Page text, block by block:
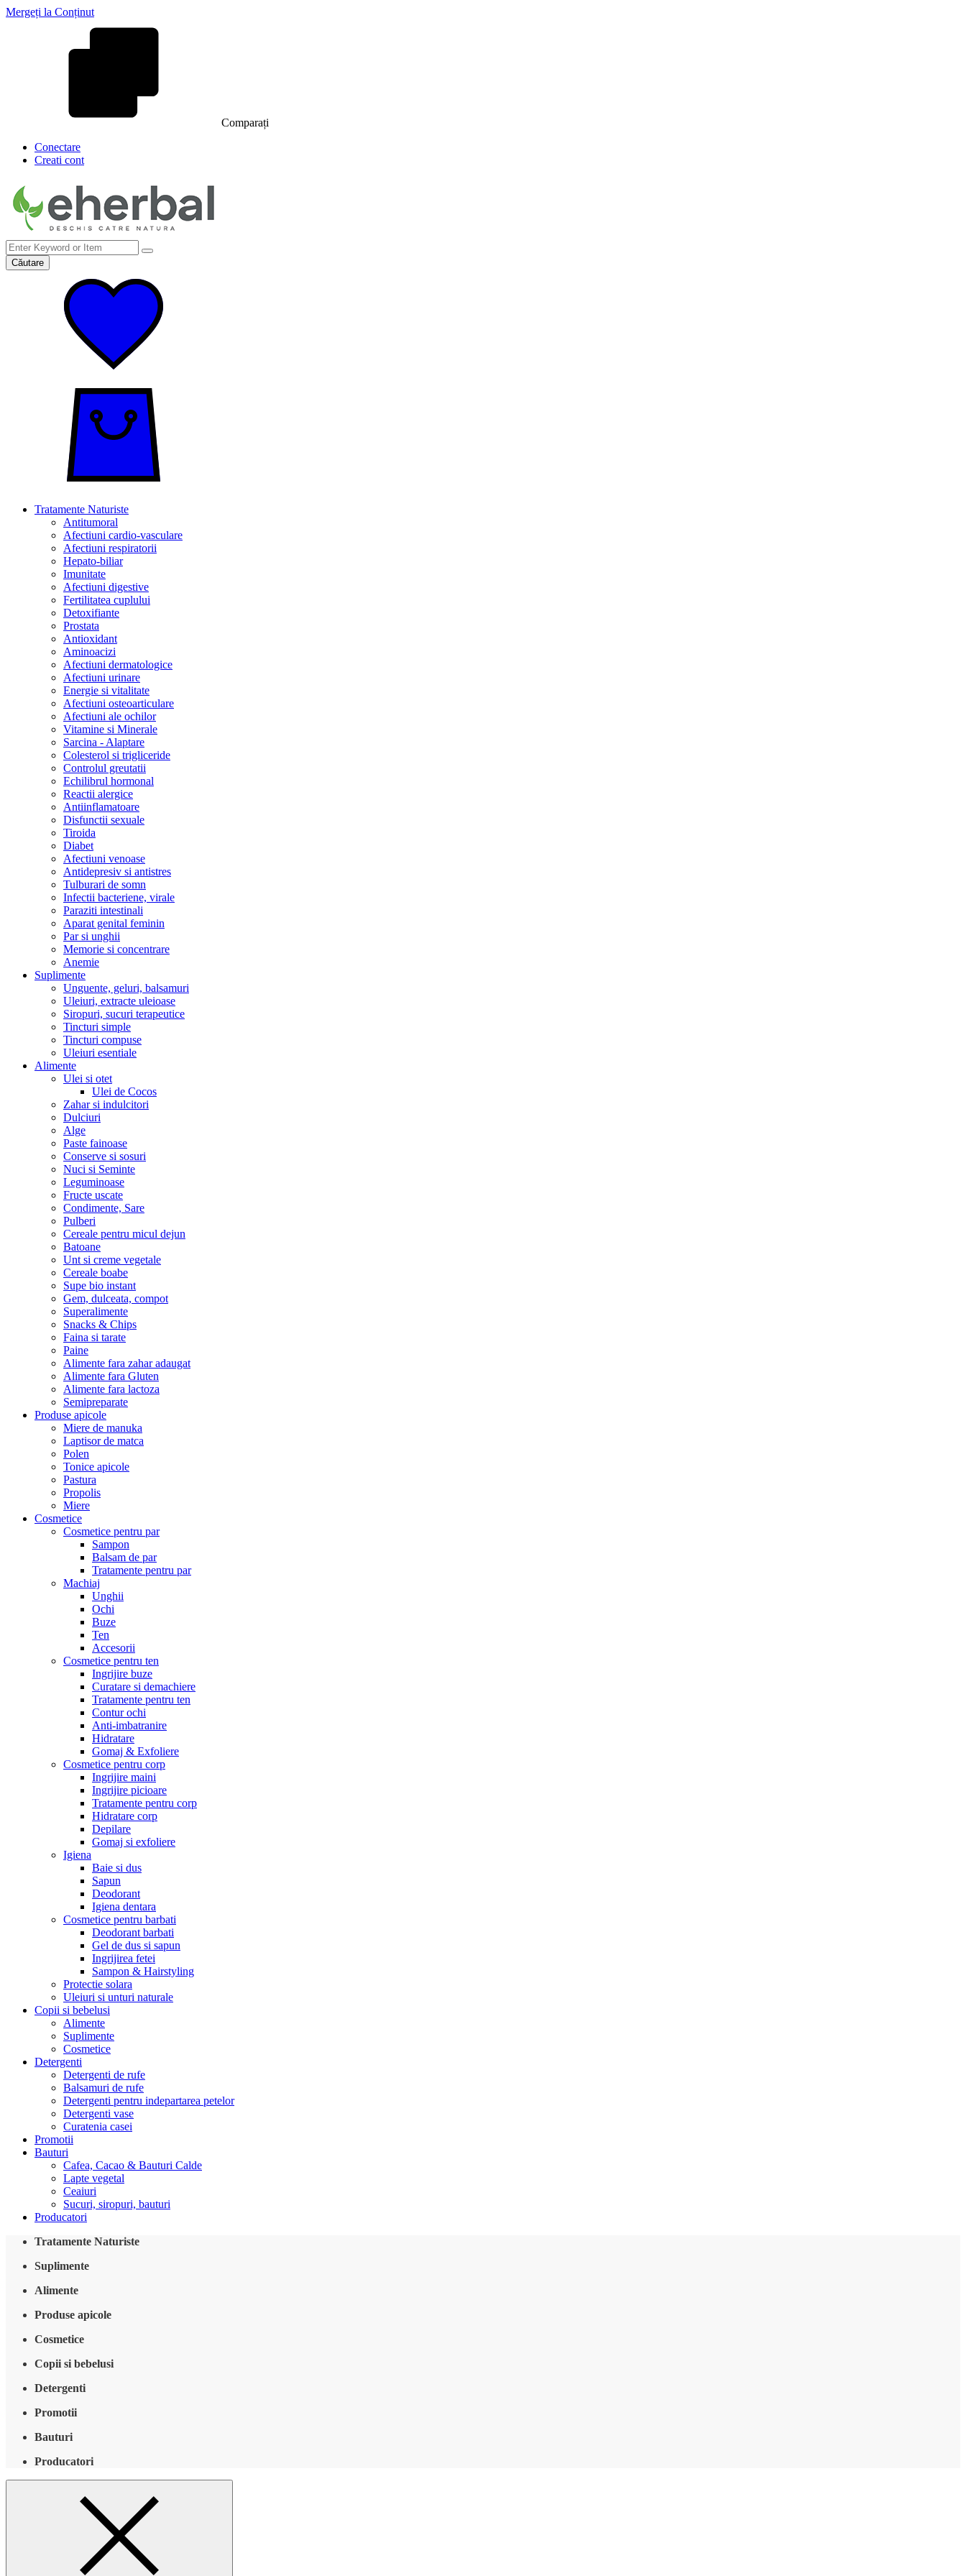
Mergeți la Conținut
Comparați
Conectare
Creati cont
Căutare
Tratamente Naturiste
Antitumoral
Afectiuni cardio-vasculare
Afectiuni respiratorii
Hepato-biliar
Imunitate
Afectiuni digestive
Fertilitatea cuplului
Detoxifiante
Prostata
Antioxidant
Aminoacizi
Afectiuni dermatologice
Afectiuni urinare
Energie si vitalitate
Afectiuni osteoarticulare
Afectiuni ale ochilor
Vitamine si Minerale
Sarcina - Alaptare
Colesterol si trigliceride
Controlul greutatii
Echilibrul hormonal
Reactii alergice
Antiinflamatoare
Disfunctii sexuale
Tiroida
Diabet
Afectiuni venoase
Antidepresiv si antistres
Tulburari de somn
Infectii bacteriene, virale
Paraziti intestinali
Aparat genital feminin
Par si unghii
Memorie si concentrare
Anemie
Suplimente
Unguente, geluri, balsamuri
Uleiuri, extracte uleioase
Siropuri, sucuri terapeutice
Tincturi simple
Tincturi compuse
Uleiuri esentiale
Alimente
Ulei si otet
Ulei de Cocos
Zahar si indulcitori
Dulciuri
Alge
Paste fainoase
Conserve si sosuri
Nuci si Seminte
Leguminoase
Fructe uscate
Condimente, Sare
Pulberi
Cereale pentru micul dejun
Batoane
Unt si creme vegetale
Cereale boabe
Supe bio instant
Gem, dulceata, compot
Superalimente
Snacks & Chips
Faina si tarate
Paine
Alimente fara zahar adaugat
Alimente fara Gluten
Alimente fara lactoza
Semipreparate
Produse apicole
Miere de manuka
Laptisor de matca
Polen
Tonice apicole
Pastura
Propolis
Miere
Cosmetice
Cosmetice pentru par
Sampon
Balsam de par
Tratamente pentru par
Machiaj
Unghii
Ochi
Buze
Ten
Accesorii
Cosmetice pentru ten
Ingrijire buze
Curatare si demachiere
Tratamente pentru ten
Contur ochi
Anti-imbatranire
Hidratare
Gomaj & Exfoliere
Cosmetice pentru corp
Ingrijire maini
Ingrijire picioare
Tratamente pentru corp
Hidratare corp
Depilare
Gomaj si exfoliere
Igiena
Baie si dus
Sapun
Deodorant
Igiena dentara
Cosmetice pentru barbati
Deodorant barbati
Gel de dus si sapun
Ingrijirea fetei
Sampon & Hairstyling
Protectie solara
Uleiuri si unturi naturale
Copii si bebelusi
Alimente
Suplimente
Cosmetice
Detergenti
Detergenti de rufe
Balsamuri de rufe
Detergenti pentru indepartarea petelor
Detergenti vase
Curatenia casei
Promotii
Bauturi
Cafea, Cacao & Bauturi Calde
Lapte vegetal
Ceaiuri
Sucuri, siropuri, bauturi
Producatori
Tratamente Naturiste
Suplimente
Alimente
Produse apicole
Cosmetice
Copii si bebelusi
Detergenti
Promotii
Bauturi
Producatori